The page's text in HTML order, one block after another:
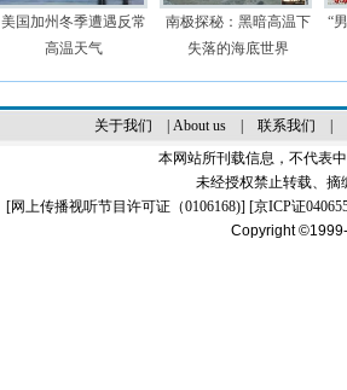
美国加州冬季遭遇反常
高温天气
南极探秘：黑暗高温下
失落的海底世界
“
关于我们 About us| 联系我们
本网站所刊载信息，不代表
未经授权禁止转载、摘
[网上传播视听节目许可证（0106168)] [京ICP证
Copyright